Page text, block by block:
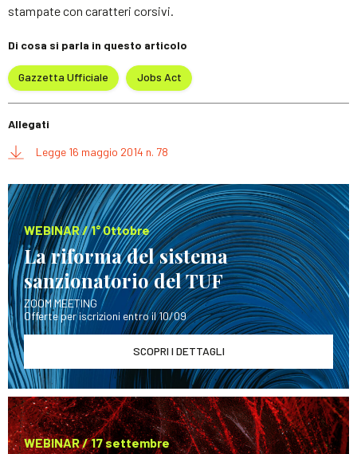
stampate con caratteri corsivi.
Di cosa si parla in questo articolo
Gazzetta Ufficiale Jobs Act
Allegati
Legge 16 maggio 2014 n. 78
WEBINAR / 1° Ottobre
La riforma del sistema
sanzionatorio del TUF
ZOOM MEETING
Offerte per iscrizioni entro il 10/09
SCOPRI I DETTAGLI
WEBINAR / 17 settembre